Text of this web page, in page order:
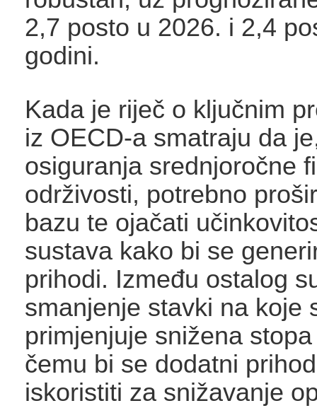
2,7 posto u 2026. i 2,4
godini.
Kada je riječ o ključnim
iz OECD-a smatraju da
osiguranja srednjoročne
održivosti, potrebno
bazu te ojačati
sustava kako bi se
prihodi. Između ostalog
smanjenje stavki na koje
primjenjuje snižena
čemu bi se dodatni
iskoristiti za snižavanje